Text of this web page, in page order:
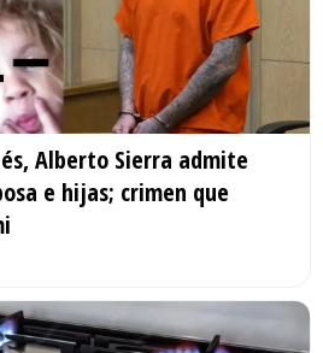
Alberto Sierra admite
e hijas; crimen que